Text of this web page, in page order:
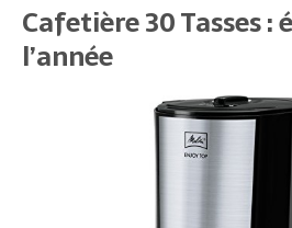
Cafetière 30 Tasses
l’année